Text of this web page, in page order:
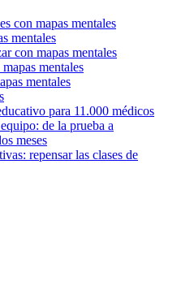
con mapas mentales
mentales
con mapas mentales
mentales
mentales
para 11.000 médicos
de la prueba a
meses
repensar las clases de